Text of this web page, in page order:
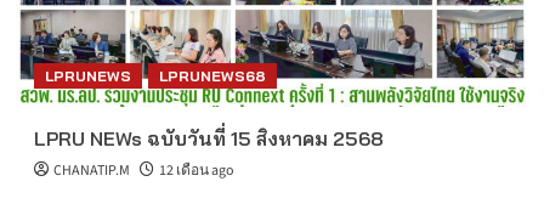
LPRUNEWS LPRUNEWS68
LPRU NEWs ฉบับวันที่ 15 สิงหาคม 2568
CHANATIP.M 12 เดือน ago